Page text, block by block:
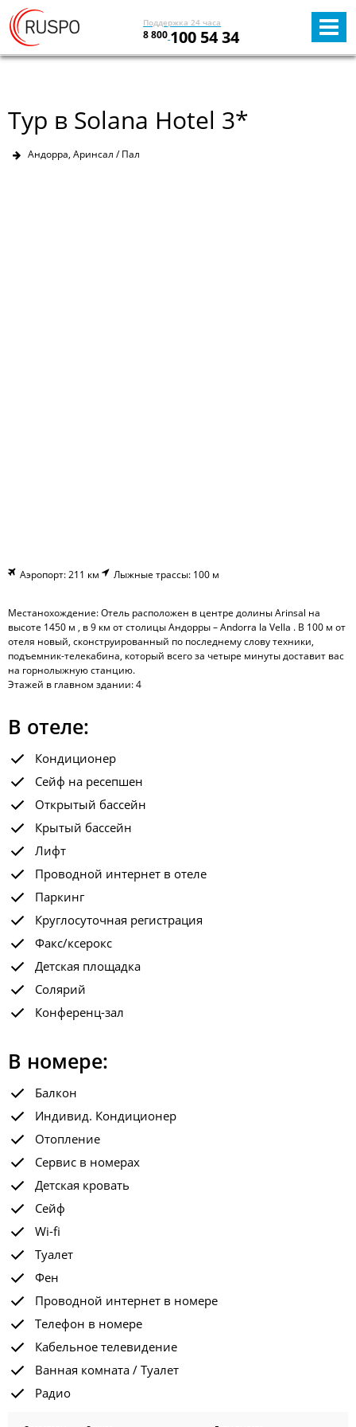
Поддержка 24 часа
8 800 100 54 34
Тур в Solana Hotel 3*
Андорра, Аринсал / Пал
Аэропорт: 211 км Лыжные трассы: 100 м
Местанохождение: Отель расположен в центре долины Arinsal на
высоте 1450 м , в 9 км от столицы Андорры – Andorra la Vella . В 100 м от
отеля новый, сконструированный по последнему слову техники,
подъемник-телекабина, который всего за четыре минуты доставит вас
на горнолыжную станцию.
Этажей в главном здании: 4
В отеле:
Кондиционер
Сейф на ресепшен
Открытый бассейн
Крытый бассейн
Лифт
Проводной интернет в отеле
Паркинг
Круглосуточная регистрация
Факс/ксерокс
Детская площадка
Солярий
Конференц-зал
В номере:
Балкон
Индивид. Кондиционер
Отопление
Сервис в номерах
Детская кровать
Сейф
Wi-fi
Туалет
Фен
Проводной интернет в номере
Телефон в номере
Кабельное телевидение
Ванная комната / Туалет
Радио